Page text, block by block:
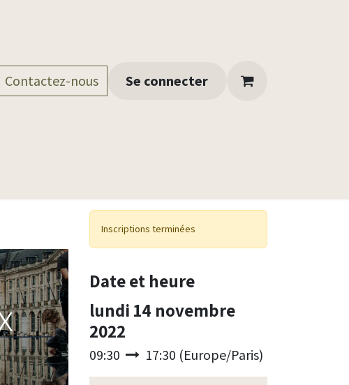
Conseils santé Espace professionnel
Contactez-nous Se connecter
Inscriptions terminées
Date et heure
lundi 14 novembre
2022
09:30 17:30 (Europe/Paris)